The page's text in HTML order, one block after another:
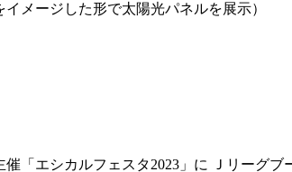
メージした形で太陽光パネルを展示）
「エシカルフェスタ2023」に Ｊリーグブ